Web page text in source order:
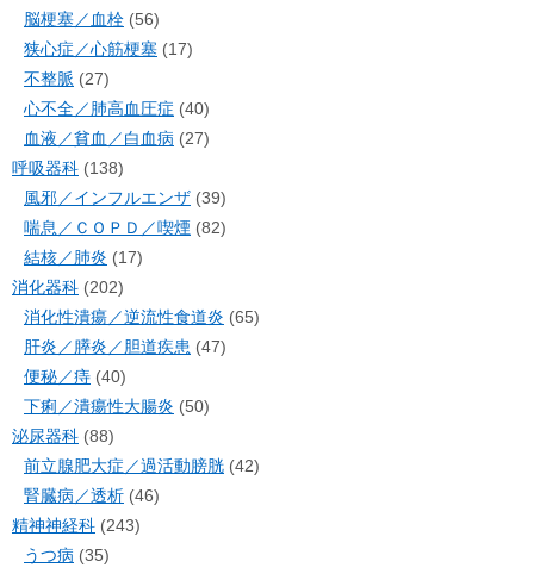
脳梗塞／血栓 (56)
狭心症／心筋梗塞 (17)
不整脈 (27)
心不全／肺高血圧症 (40)
血液／貧血／白血病 (27)
呼吸器科 (138)
風邪／インフルエンザ (39)
喘息／ＣＯＰＤ／喫煙 (82)
結核／肺炎 (17)
消化器科 (202)
消化性潰瘍／逆流性食道炎 (65)
肝炎／膵炎／胆道疾患 (47)
便秘／痔 (40)
下痢／潰瘍性大腸炎 (50)
泌尿器科 (88)
前立腺肥大症／過活動膀胱 (42)
腎臓病／透析 (46)
精神神経科 (243)
うつ病 (35)